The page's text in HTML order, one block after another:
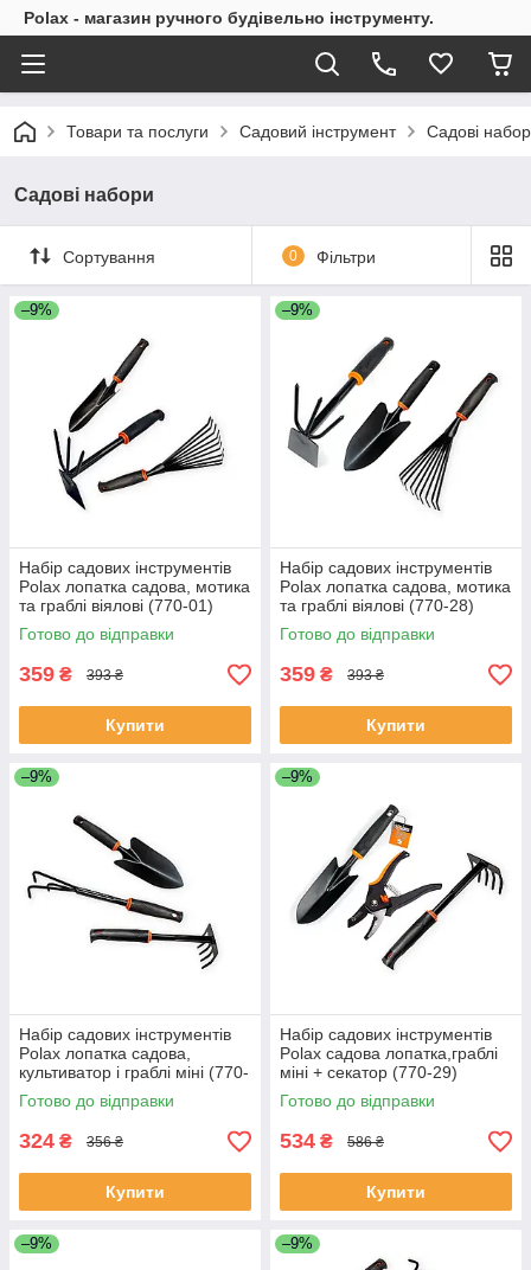
Polax - магазин ручного будівельно інструменту.
Товари та послуги Садовий інструмент Садові
Садові набори
Сортування 0 Фільтри
–9%
Набір садових інструментів
Polax лопатка садова, мотика
та граблі віялові (770-01)
Готово до відправки
359 ₴ 393 ₴
Купити
–9%
Набір садових інструментів
Polax лопатка садова, мотика
та граблі віялові (770-28)
Готово до відправки
359 ₴ 393 ₴
Купити
–9%
Набір садових інструментів
Polax лопатка садова,
культиватор і граблі міні (770-
02)
Готово до відправки
324 ₴ 356 ₴
Купити
–9%
Набір садових інструментів
Polax садова лопатка,граблі
міні + секатор (770-29)
Готово до відправки
534 ₴ 586 ₴
Купити
–9% –9%